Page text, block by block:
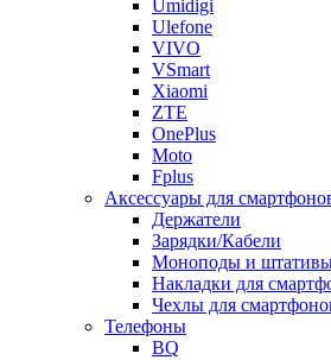
Umidigi
Ulefone
VIVO
VSmart
Xiaomi
ZTE
OnePlus
Moto
Fplus
Аксессуары для
Держатели
Зарядки/Кабели
Моноподы и
Накладки для
Чехлы для
Телефоны
BQ